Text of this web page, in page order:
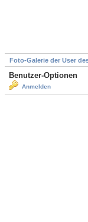
Foto-Galerie der User
Benutzer-Optionen
Anmelden